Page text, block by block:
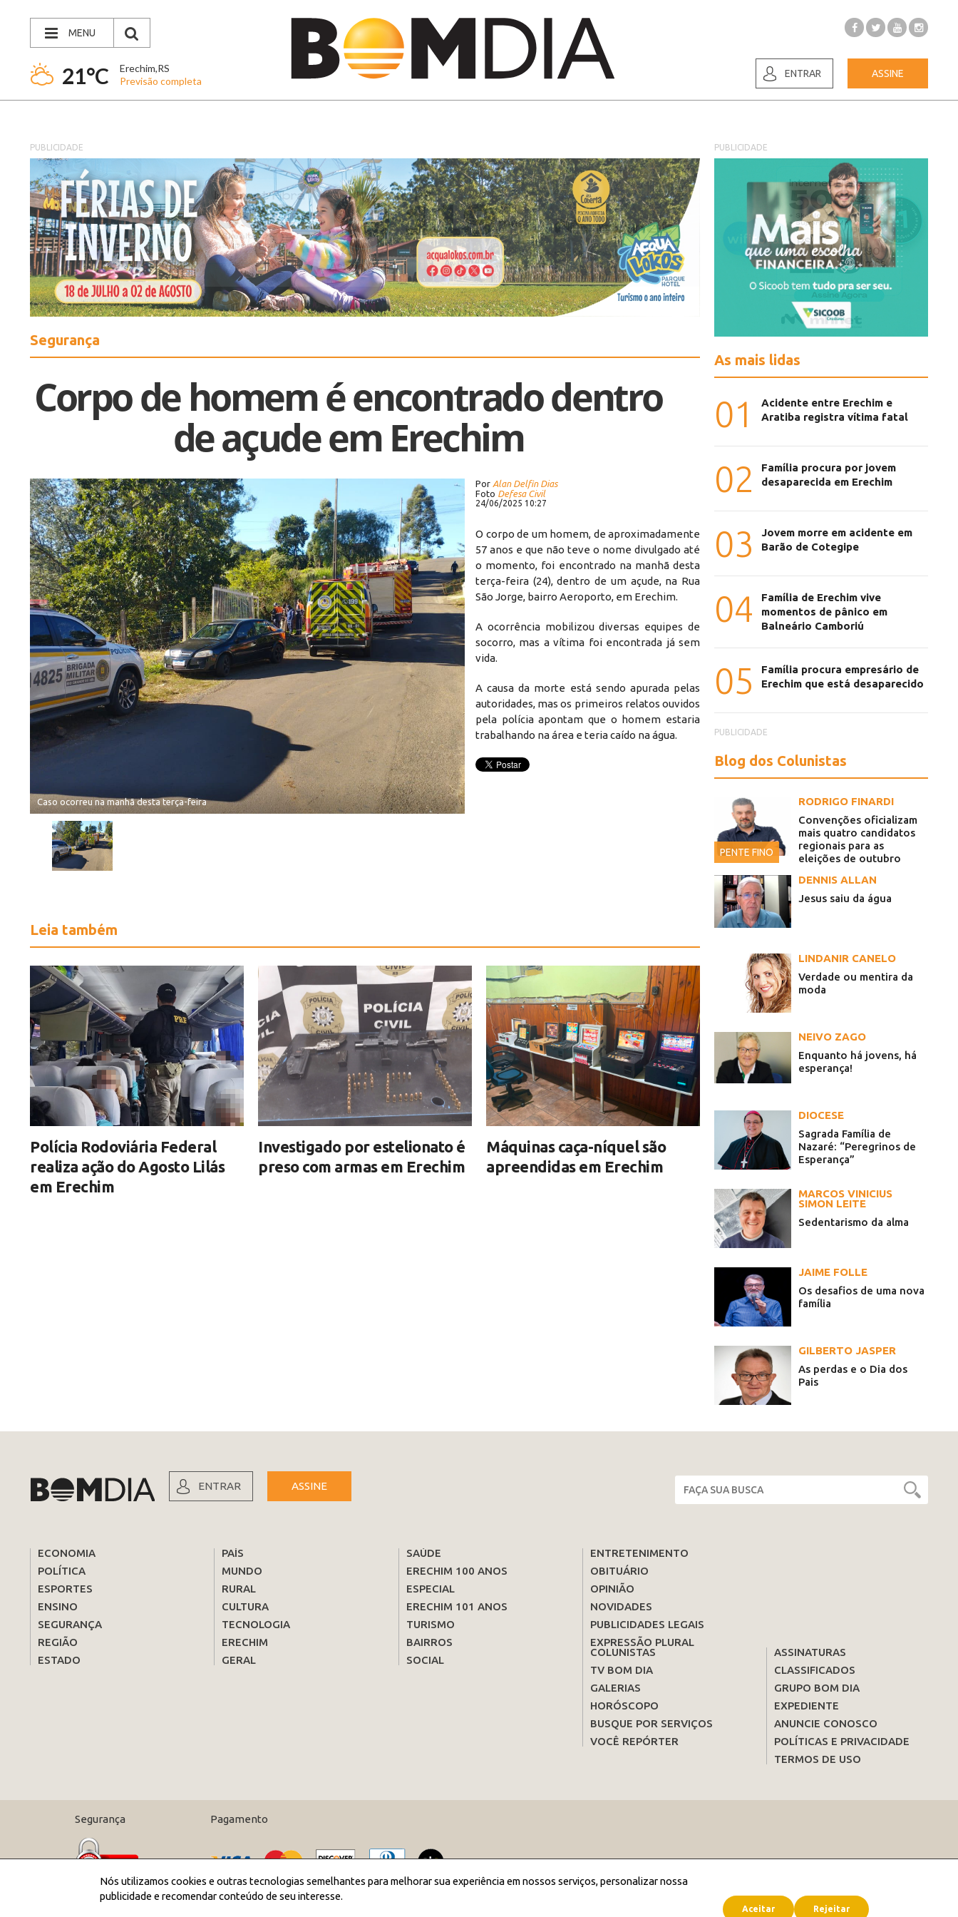
MENU
21°C
Erechim,RS
Previsão completa
ENTRAR ASSINE
PUBLICIDADE
Segurança
Corpo de homem é encontrado dentro
de açude em Erechim
Caso ocorreu na manhã desta terça-feira
Por Alan Delfin Dias
Foto Defesa Civil
24/06/2025 10:27
O corpo de um homem, de aproximadamente
57 anos e que não teve o nome divulgado até
o momento, foi encontrado na manhã desta
terça-feira (24), dentro de um açude, na Rua
São Jorge, bairro Aeroporto, em Erechim.
A ocorrência mobilizou diversas equipes de
socorro, mas a vítima foi encontrada já sem
vida.
A causa da morte está sendo apurada pelas
autoridades, mas os primeiros relatos ouvidos
pela polícia apontam que o homem estaria
trabalhando na área e teria caído na água.
Leia também
Polícia Rodoviária Federal
realiza ação do Agosto Lilás
em Erechim
Investigado por estelionato é
preso com armas em Erechim
Máquinas caça-níquel são
apreendidas em Erechim
PUBLICIDADE
As mais lidas
01
Acidente entre Erechim e
Aratiba registra vítima fatal
02
Família procura por jovem
desaparecida em Erechim
03
Jovem morre em acidente em
Barão de Cotegipe
04
Família de Erechim vive
momentos de pânico em
Balneário Camboriú
05
Família procura empresário de
Erechim que está desaparecido
PUBLICIDADE
Blog dos Colunistas
PENTE FINO
RODRIGO FINARDI
Convenções oficializam
mais quatro candidatos
regionais para as
eleições de outubro
DENNIS ALLAN
Jesus saiu da água
LINDANIR CANELO
Verdade ou mentira da
moda
NEIVO ZAGO
Enquanto há jovens, há
esperança!
DIOCESE
Sagrada Família de
Nazaré: “Peregrinos de
Esperança”
MARCOS VINICIUS
SIMON LEITE
Sedentarismo da alma
JAIME FOLLE
Os desafios de uma nova
família
GILBERTO JASPER
As perdas e o Dia dos
Pais
ENTRAR ASSINE
ECONOMIA
POLÍTICA
ESPORTES
ENSINO
SEGURANÇA
REGIÃO
ESTADO
PAÍS
MUNDO
RURAL
CULTURA
TECNOLOGIA
ERECHIM
GERAL
SAÚDE
ERECHIM 100 ANOS
ESPECIAL
ERECHIM 101 ANOS
TURISMO
BAIRROS
SOCIAL
ENTRETENIMENTO
OBITUÁRIO
OPINIÃO
NOVIDADES
PUBLICIDADES LEGAIS
EXPRESSÃO PLURAL
COLUNISTAS
TV BOM DIA
GALERIAS
HORÓSCOPO
BUSQUE POR SERVIÇOS
VOCÊ REPÓRTER
ASSINATURAS
CLASSIFICADOS
GRUPO BOM DIA
EXPEDIENTE
ANUNCIE CONOSCO
POLÍTICAS E PRIVACIDADE
TERMOS DE USO
Segurança Pagamento
Nós utilizamos cookies e outras tecnologias semelhantes para melhorar sua experiência em nossos serviços, personalizar nossa
publicidade e recomendar conteúdo de seu interesse.
Aceitar Rejeitar